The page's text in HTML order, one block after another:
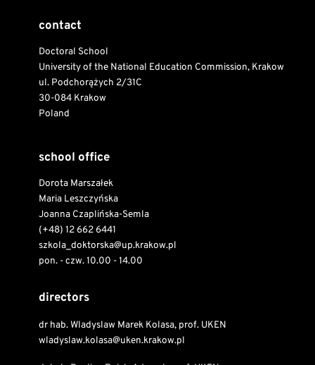
contact
Doctoral School
University of the National Education Commission, Krakow
ul. Podchorążych 2/31C
30-084 Krakow
Poland
school office
Dorota Marszałek
Maria Leszczyńska
Joanna Czaplińska-Semla
(+48) 12 662 6441
szkola_doktorska@up.krakow.pl
pon. - czw. 10.00 - 14.00
directors
dr hab. Wladyslaw Marek Kolasa, prof. UKEN
wladyslaw.kolasa@uken.krakow.pl